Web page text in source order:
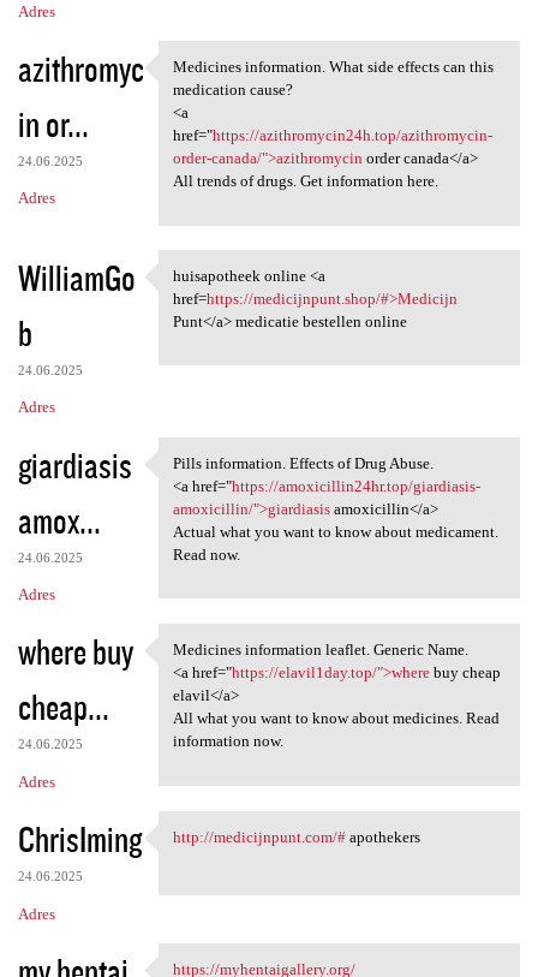
Adres
azithromyc
in or...
24.06.2025
Adres
Medicines information. What
Medicines information. What side effects can this
medication cause?
<a
href="https://azithromycin24h.top/azithromycin-
order-canada/">azithromycin order canada</a>
All trends of drugs. Get information here.
WilliamGo
b
24.06.2025
Adres
huisapotheek online <a href
huisapotheek online <a
href=https://medicijnpunt.shop/#>Medicijn
Punt</a> medicatie bestellen online
giardiasis
amox...
24.06.2025
Adres
Pills information. Effects of
Pills information. Effects of Drug Abuse.
<a href="https://amoxicillin24hr.top/giardiasis-
amoxicillin/">giardiasisamoxicillin</a>
Actual what you want to know about medicament.
Read now.
where buy
cheap...
24.06.2025
Adres
Medicines information leaflet
Medicines information leaflet. Generic Name.
<a href="https://elavil1day.top/">wherebuy cheap
elavil</a>
All what you want to know about medicines. Read
information now.
ChrisIming
24.06.2025
Adres
http://medicijnpunt.com/#
http://medicijnpunt.com/#apothekers
https://myhentaigallery.org/